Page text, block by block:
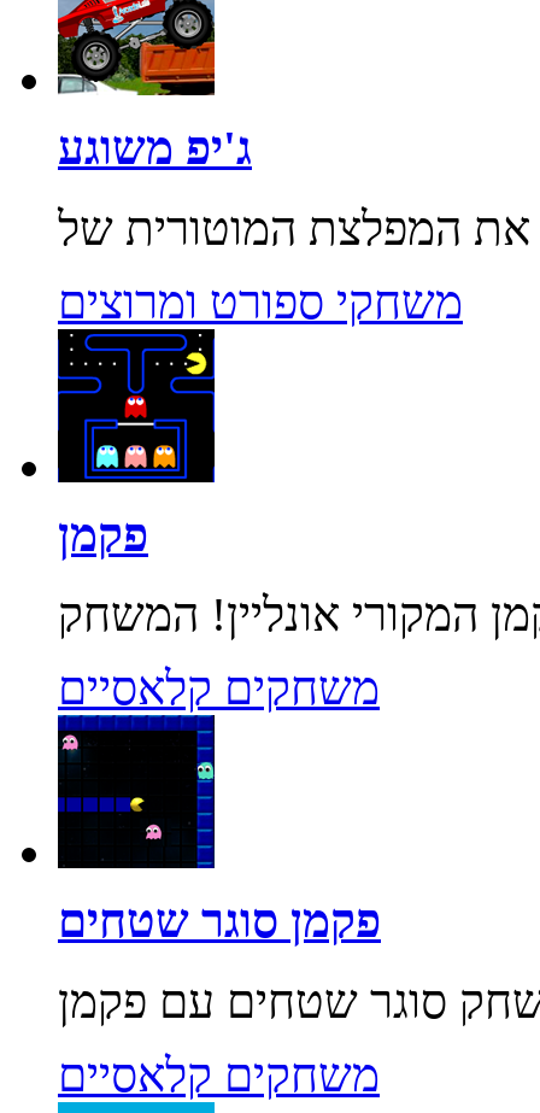
ג'יפ משוגע
משחקי ספורט ומרוצים
פקמן
משחקים קלאסיים
פקמן סוגר שטחים
משחקים קלאסיים